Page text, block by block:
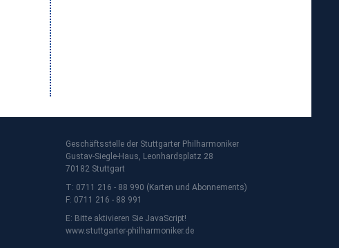
Geschäftsstelle der Stuttgarter Philharmoniker
Gustav-Siegle-Haus, Leonhardsplatz 28
70182 Stuttgart
T: 0711 216 - 88 990 (Karten und Abonnements)
F: 0711 216 - 88 991
E: Bitte aktivieren Sie JavaScript!
www.stuttgarter-philharmoniker.de